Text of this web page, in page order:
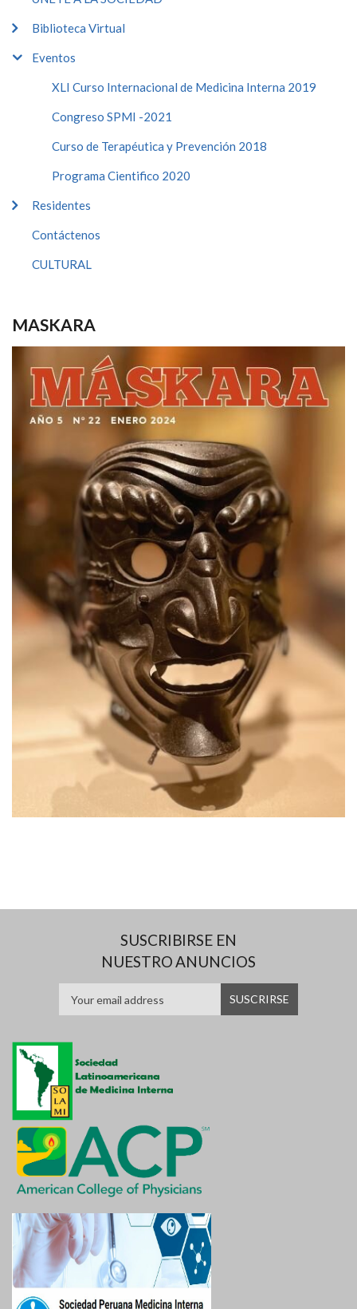
Biblioteca Virtual
Eventos
XLI Curso Internacional de Medicina Interna 2019
Congreso SPMI -2021
Curso de Terapéutica y Prevención 2018
Programa Cientifico 2020
Residentes
Contáctenos
CULTURAL
MASKARA
SUSCRIBIRSE EN
NUESTRO ANUNCIOS